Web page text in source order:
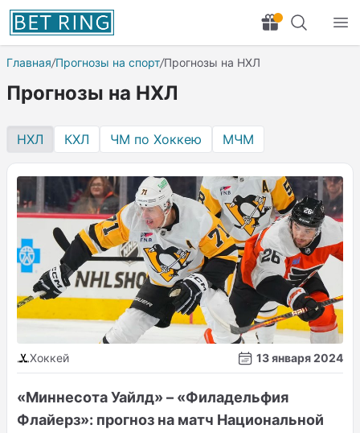
Главная/Прогнозы на спорт/Прогнозы на НХЛ
Прогнозы на НХЛ
НХЛ КХЛ ЧМ по Хоккею МЧМ
Хоккей 13 января 2024
«Миннесота Уайлд» – «Филадельфия
Флайерз»: прогноз на матч Национальной